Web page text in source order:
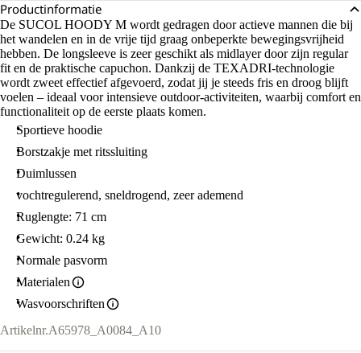
Productinformatie
De SUCOL HOODY M wordt gedragen door actieve mannen die bij
het wandelen en in de vrije tijd graag onbeperkte bewegingsvrijheid
hebben. De longsleeve is zeer geschikt als midlayer door zijn regular
fit en de praktische capuchon. Dankzij de TEXADRI-technologie
wordt zweet effectief afgevoerd, zodat jij je steeds fris en droog blijft
voelen – ideaal voor intensieve outdoor-activiteiten, waarbij comfort en
functionaliteit op de eerste plaats komen.
Sportieve hoodie
Borstzakje met ritssluiting
Duimlussen
vochtregulerend, sneldrogend, zeer ademend
Ruglengte: 71 cm
Gewicht: 0.24 kg
Normale pasvorm
Materialen
Wasvoorschriften
Artikelnr.A65978_A0084_A10